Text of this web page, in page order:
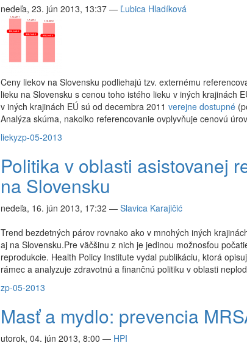
nedeľa, 23. jún 2013, 13:37 — Ľubica Hladíková
Ceny liekov na Slovensku podliehajú tzv. externému
lieku na Slovensku s cenou toho istého lieku v iných krajinách
v iných krajinách EÚ sú od decembra 2011 verejne dostupné
Analýza skúma, nakoľko referencovanie ovplyvňuje cenovú
liekyzp-05-2013
Politika v oblasti asistovanej
na Slovensku
nedeľa, 16. jún 2013, 17:32 — Slavica Karajičić
Trend bezdetných párov rovnako ako v mnohých iných
aj na Slovensku.Pre väčšinu z nich je jedinou možnosťou
reprodukcie. Health Policy Institute vydal publikáciu, ktorá
rámec a analyzuje zdravotnú a finančnú politiku v oblasti
zp-05-2013
Masť a mydlo: prevencia
utorok, 04. jún 2013, 8:00 — HPI